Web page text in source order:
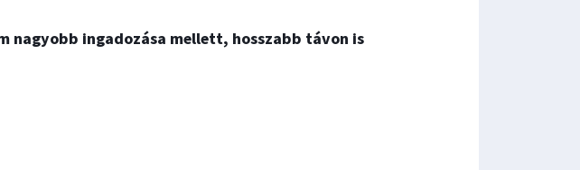
ingadozása mellett, hosszabb távon is